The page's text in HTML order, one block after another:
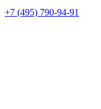
+7 (495) 790-94-91